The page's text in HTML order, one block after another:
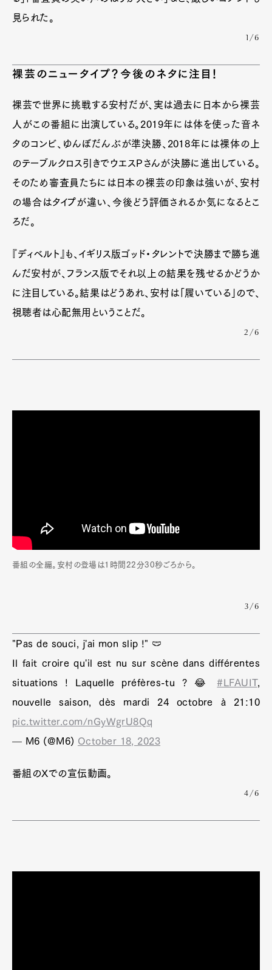
見られた。
1/6
裸芸のニュータイプ？今後のネタに注目！
裸芸で世界に挑戦する安村だが、実は過去に日本から裸芸
人がこの番組に出演している。2019年には体を使った音ネ
タのコンビ、ゆんぼだんぶが準決勝、2018年には裸体の上
のテーブルクロス引きでウエスPさんが決勝に進出している。
そのため審査員たちには日本の裸芸の印象は強いが、安村
の場合はタイプが違い、今後どう評価されるか気になるとこ
ろだ。
『ディベルト』も、イギリス版ゴッド・タレントで決勝まで勝ち進
んだ安村が、フランス版でそれ以上の結果を残せるかどうか
に注目している。結果はどうあれ、安村は「履いている」ので、
視聴者は心配無用ということだ。
2/6
番組の全編。安村の登場は1時間22分30秒ごろから。
3/6
"Pas de souci, j'ai mon slip !" 🩲
Il fait croire qu'il est nu sur scène dans différentes
situations ! Laquelle préfères-tu ? 😂#LFAUIT,
nouvelle saison, dès mardi 24 octobre à 21:10
pic.twitter.com/nGyWgrU8Qq
— M6 (@M6) October 18, 2023
番組のXでの宣伝動画。
4/6